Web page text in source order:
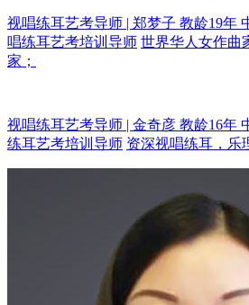
视唱练耳艺考导师 | 郑梦子 教龄19年
唱练耳艺考培训导师 世界华人女作曲
家；
视唱练耳艺考导师 | 金奇彦 教龄16年
练耳艺考培训导师 资深视唱练耳，乐